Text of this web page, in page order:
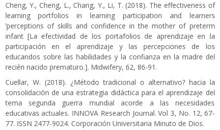
Cheng, Y., Cheng, L., Chang, Y., Li, T. (2018). The effectiveness of
learning portfolios in learning participation and learners
’perceptions of skills and confidence in the mother of preterm
infant [La efectividad de los portafolios de aprendizaje en la
participación en el aprendizaje y las percepciones de los
educandos sobre las habilidades y la confianza en la madre del
recién nacido prematuro.]. Midwifery, 62, 86-91.
Cuellar, W. (2018). ¿Método tradicional o alternativo? hacia la
consolidación de una estrategia didáctica para el aprendizaje del
tema segunda guerra mundial acorde a las necesidades
educativas actuales. INNOVA Research Journal. Vol 3, No. 12, 67-
77. ISSN 2477-9024. Corporación Universitaria Minuto de Dios.